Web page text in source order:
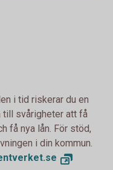
i tid riskerar du en
till svårigheter att få
få nya lån. För stöd,
i din kommun.